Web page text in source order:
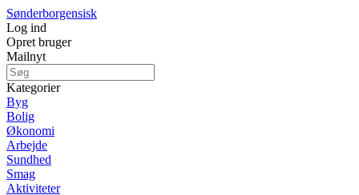
Sønderborgensisk
Log ind
Opret bruger
Mailnyt
Kategorier
Byg
Bolig
Økonomi
Arbejde
Sundhed
Smag
Aktiviteter